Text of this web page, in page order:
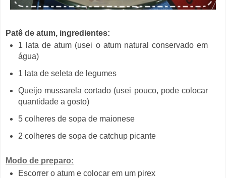
Patê de atum, ingredientes:
1 lata de atum (usei o atum natural conservado em
água)
1 lata de seleta de legumes
Queijo mussarela cortado (usei pouco, pode colocar
quantidade a gosto)
5 colheres de sopa de maionese
2 colheres de sopa de catchup picante
Modo de preparo:
Escorrer o atum e colocar em um pirex